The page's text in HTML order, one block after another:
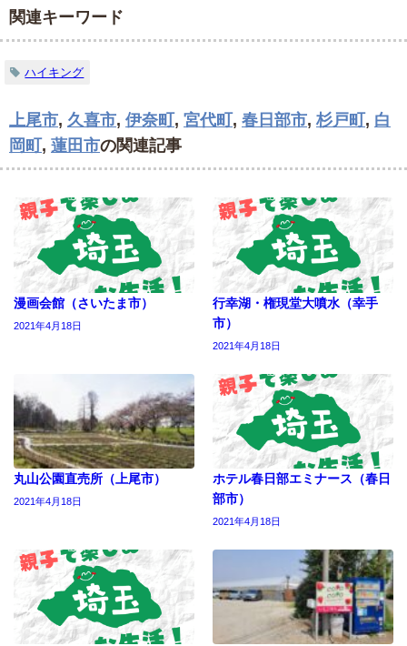
関連キーワード
ハイキング
上尾市, 久喜市, 伊奈町 , 宮代町 , 春日部市, 杉戸町 , 白
岡町 , 蓮田市の関連記事
漫画会館（さいたま市）
2021年4月18日
行幸湖・権現堂大噴水（幸手
市）
2021年4月18日
丸山公園直売所（上尾市）
2021年4月18日
ホテル春日部エミナース（春日
部市）
2021年4月18日